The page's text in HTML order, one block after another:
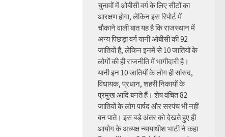
चुनावों में ओबीसी वर्ग के लिए सीटों का
आरक्षण होगा, लेकिन इस रिपोर्ट में
चौकाने वाली बात यह है कि राजस्थान में
अन्य पिछड़ा वर्ग यानी ओबीसी की 92
जातियों हैं, लेकिन इनमें से 10 जातियों के
लोगों की ही राजनीति में भागीदारी है।
यानी इन 10 जातियों के लोग ही सांसद,
विधायक, प्रधान, शहरी निकायों के
प्रमुख आदि बनते हैं। शेष वंचित 82
जातियों के लोग पार्षद और सरपंच भी नहीं
बन पाते। इस बड़े अंतर को देखते हुए ही
आयोग के अध्यक्ष न्यायाधीश भाटी ने कहा